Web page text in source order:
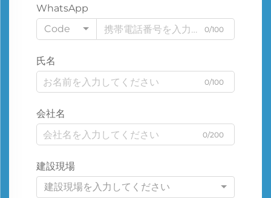
WhatsApp
Code
0/100
氏名
0/100
会社名
0/200
建設現場
建設現場を入力してください